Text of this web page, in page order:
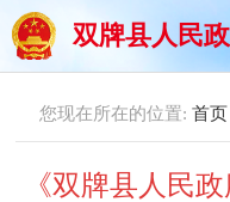
双牌县人民
您现在所在的位置: 首页
《双牌县人民